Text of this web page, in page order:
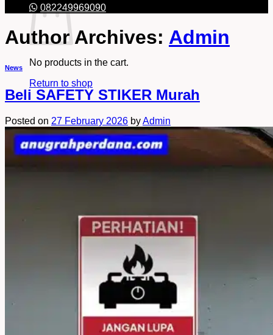
No products in the cart.
Return to shop
082249969090
Author Archives: Admin
News
Beli SAFETY STIKER Murah
Posted on 27 February 2026 byAdmin